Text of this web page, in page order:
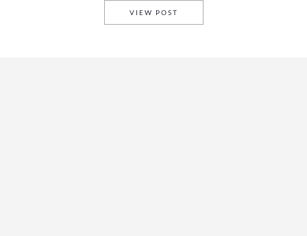
VIEW POST